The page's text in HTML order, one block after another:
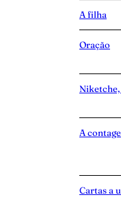
A filha
Oração
A
Cartas a